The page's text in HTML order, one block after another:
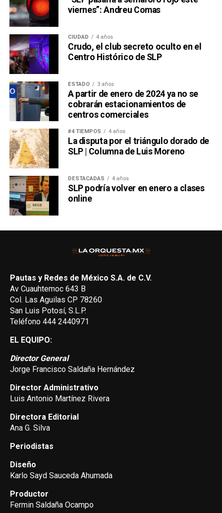
viernes”: Andreu Comas
CIUDAD 4 años
Crudo, el club secreto oculto en el
Centro Histórico de SLP
ESTADO 3 años
A partir de enero de 2024 ya no se
cobrarán estacionamientos de
centros comerciales
#4 TIEMPOS 4 años
La disputa por el triángulo dorado de
SLP | Columna de Luis Moreno
DESTACADAS 4 años
SLP podría volver en enero a clases
online
Pautas y Redes de México S.A. de C.V.
Av Cuauhtemoc 643 B
Col. Las Aguilas CP 78260
San Luis Potosí, S.L.P.
Teléfono 444 2440971
EL EQUIPO:
Director General
Jorge Francisco Saldaña Hernández
Director Administrativo
Luis Antonio Martínez Rivera
Directora Editorial
Ana G. Silva
Periodistas
Diseño
Karlo Sayd Sauceda Ahumada
Productor
Fermin Saldaña Ocampo